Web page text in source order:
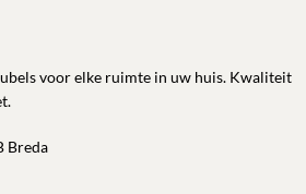
voor elke ruimte in uw huis. Kwaliteit
Breda